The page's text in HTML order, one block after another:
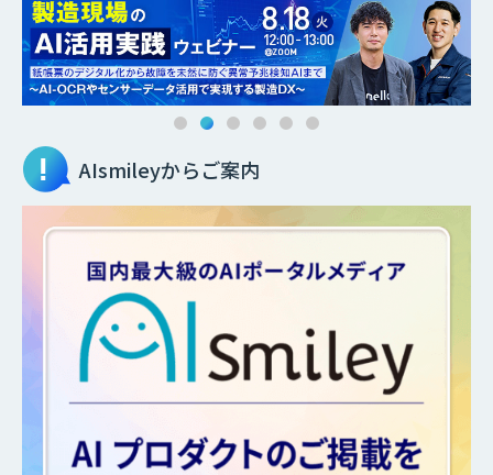
AIsmileyからご案内